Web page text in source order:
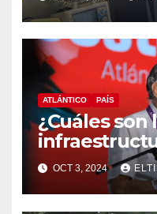
ATLÁNTICO PAÍS
¿Cuáles son
Atlántico?
responde
OCT 3, 2024